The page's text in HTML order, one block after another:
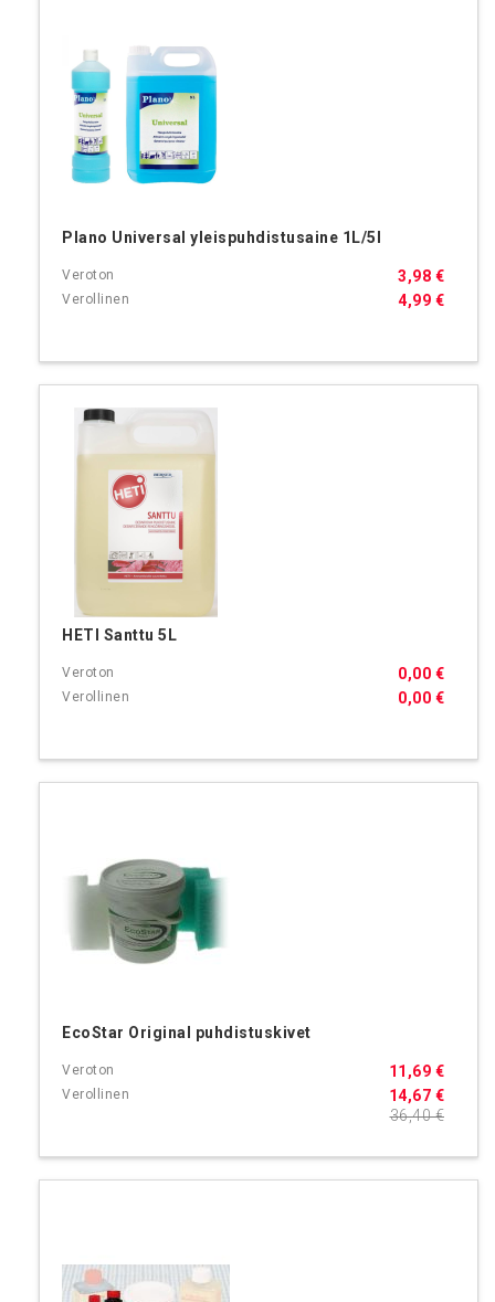
Plano Universal yleispuhdistusaine 1L/5l
4,99 €
3,98 €
HETI Santtu 5L
0,00 €
0,00 €
EcoStar Original puhdistuskivet
14,67 €
11,69 €
36,40 €